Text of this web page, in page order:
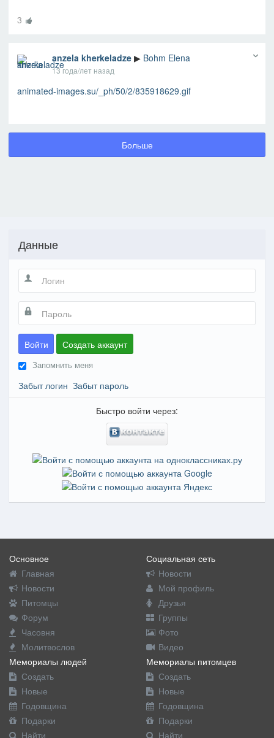
3
anzela kherkeladze ▶ Bohm Elena
13 года/лет назад
animated-images.su/_ph/50/2/835918629.gif
Больше
Данные
Войти Создать аккаунт
Запомнить меня
Забыт логин Забыт пароль
Быстро войти через:
Основное
Главная
Новости
Питомцы
Форум
Часовня
Молитвослов
Социальная сеть
Новости
Мой профиль
Друзья
Группы
Фото
Видео
Мемориалы людей
Создать
Новые
Годовщина
Подарки
Найти
Мемориалы питомцев
Создать
Новые
Годовщина
Подарки
Найти